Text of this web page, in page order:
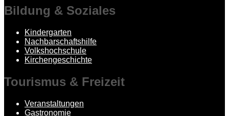
Bildung & Soziales
Kindergarten
Nachbarschaftshilfe
Volkshochschule
Kirchengeschichte
Tourismus & Freizeit
Veranstaltungen
Gastronomie